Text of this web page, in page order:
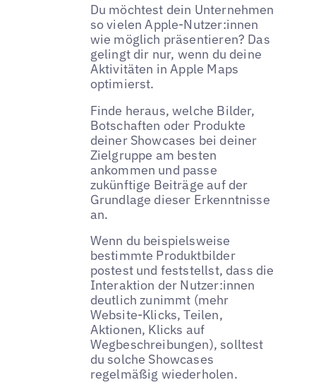
Du möchtest dein Unternehmen
so vielen Apple-Nutzer:innen
wie möglich präsentieren? Das
gelingt dir nur, wenn du deine
Aktivitäten in Apple Maps
optimierst.
Finde heraus, welche Bilder,
Botschaften oder Produkte
deiner Showcases bei deiner
Zielgruppe am besten
ankommen und passe
zukünftige Beiträge auf der
Grundlage dieser Erkenntnisse
an.
Wenn du beispielsweise
bestimmte Produktbilder
postest und feststellst, dass die
Interaktion der Nutzer:innen
deutlich zunimmt (mehr
Website-Klicks, Teilen,
Aktionen, Klicks auf
Wegbeschreibungen), solltest
du solche Showcases
regelmäßig wiederholen.